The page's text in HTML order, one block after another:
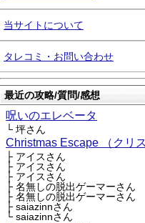
当サイトについて
タレコミ・お問い合わせ
最近の攻略/質問/感想
呪いのエレベータ
└ 坪さん
Christmas Escape （クリ
├ アイスさん
├ アイスさん
├ アイスさん
├ 名無しの脱出ゲーマーさん
├ 名無しの脱出ゲーマーさん
├ saiazinnさん
└ saiazinnさん